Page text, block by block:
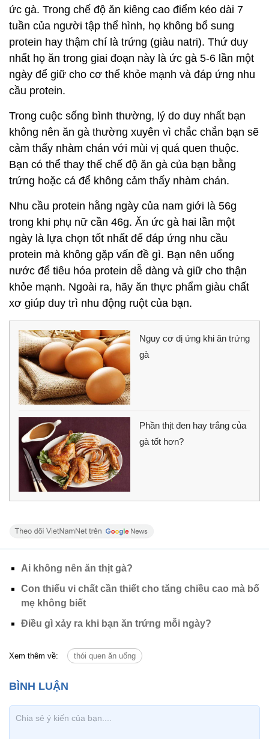
ức gà. Trong chế độ ăn kiêng cao điểm kéo dài 7
tuần của người tập thể hình, họ không bổ sung
protein hay thậm chí là trứng (giàu natri). Thứ duy
nhất họ ăn trong giai đoạn này là ức gà 5-6 lần một
ngày để giữ cho cơ thể khỏe mạnh và đáp ứng nhu
cầu protein.
Trong cuộc sống bình thường, lý do duy nhất bạn
không nên ăn gà thường xuyên vì chắc chắn bạn sẽ
cảm thấy nhàm chán với mùi vị quá quen thuộc.
Bạn có thể thay thế chế độ ăn gà của bạn bằng
trứng hoặc cá để không cảm thấy nhàm chán.
Nhu cầu protein hằng ngày của nam giới là 56g
trong khi phụ nữ cần 46g. Ăn ức gà hai lần một
ngày là lựa chọn tốt nhất để đáp ứng nhu cầu
protein mà không gặp vấn đề gì. Bạn nên uống
nước để tiêu hóa protein dễ dàng và giữ cho thận
khỏe mạnh. Ngoài ra, hãy ăn thực phẩm giàu chất
xơ giúp duy trì nhu động ruột của bạn.
Nguy cơ dị ứng khi ăn trứng
gà
Phần thịt đen hay trắng của
gà tốt hơn?
Ai không nên ăn thịt gà?
Con thiếu vi chất cần thiết cho tăng chiều cao mà bố
mẹ không biết
Điều gì xảy ra khi bạn ăn trứng mỗi ngày?
Xem thêm về: thói quen ăn uống